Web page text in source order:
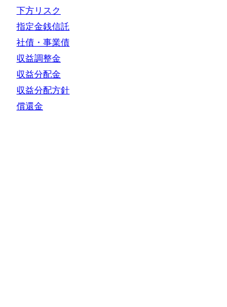
下方リスク
指定金銭信託
社債・事業債
収益調整金
収益分配金
収益分配方針
償還金